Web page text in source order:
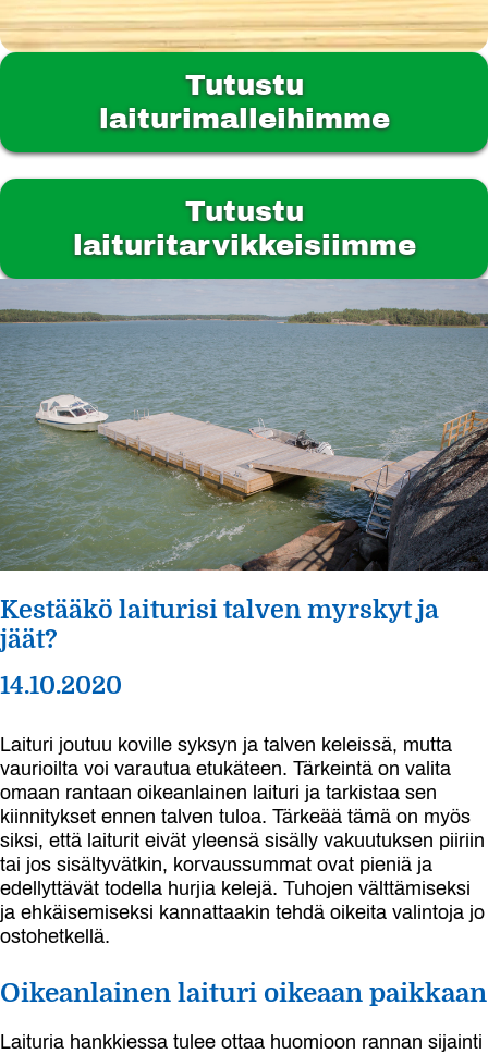
Tutustu
laiturimalleihimme
Tutustu
laituritarvikkeisiimme
Kestääkö laiturisi talven myrskyt ja
jäät?
14.10.2020
Laituri joutuu koville syksyn ja talven keleissä, mutta
vaurioilta voi varautua etukäteen. Tärkeintä on valita
omaan rantaan oikeanlainen laituri ja tarkistaa sen
kiinnitykset ennen talven tuloa. Tärkeää tämä on myös
siksi, että laiturit eivät yleensä sisälly vakuutuksen piiriin
tai jos sisältyvätkin, korvaussummat ovat pieniä ja
edellyttävät todella hurjia kelejä. Tuhojen välttämiseksi
ja ehkäisemiseksi kannattaakin tehdä oikeita valintoja jo
ostohetkellä.
Oikeanlainen laituri oikeaan paikkaan
Laituria hankkiessa tulee ottaa huomioon rannan sijainti